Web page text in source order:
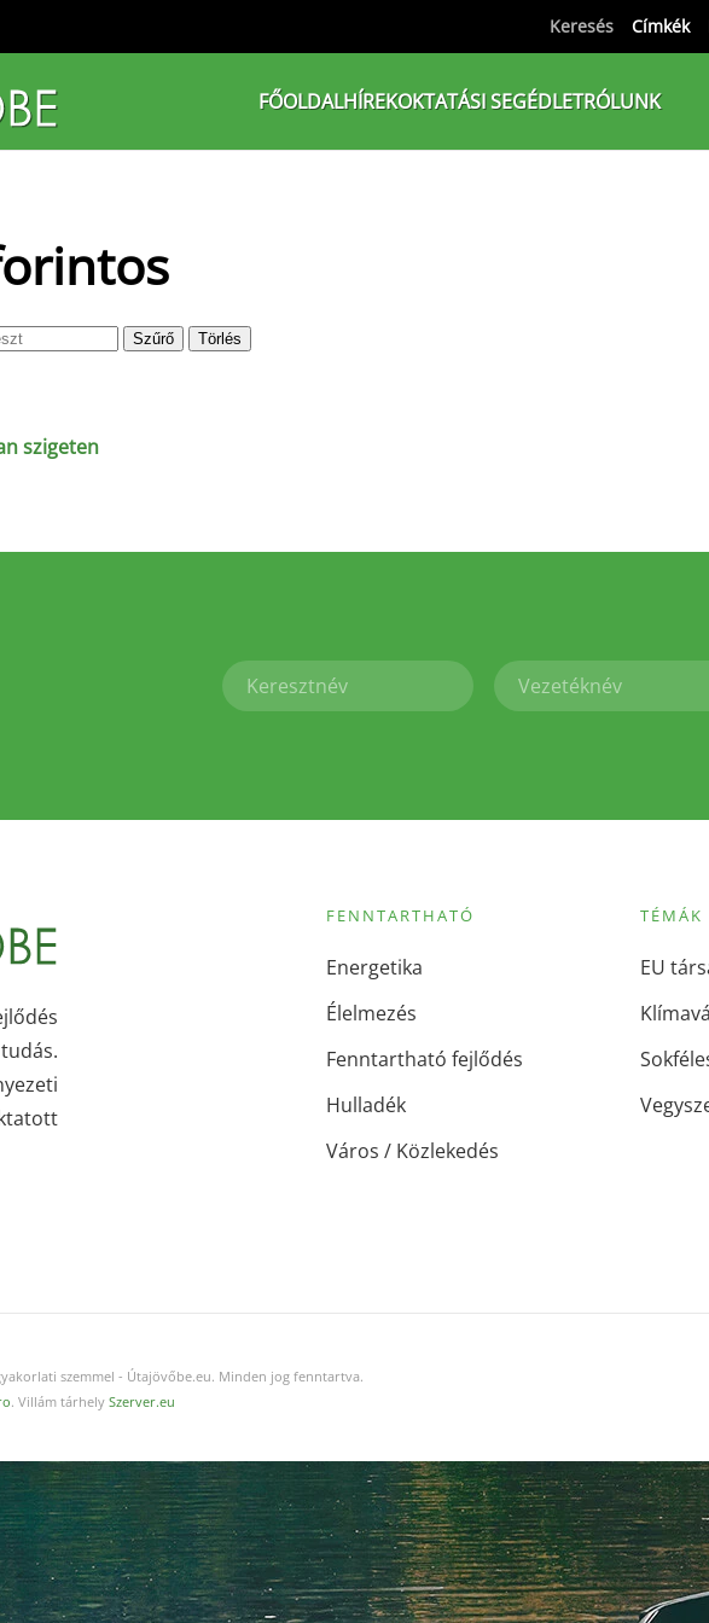
Keresés Címkék
FŐOLDALHÍREKOKTATÁSI SEGÉDLETRÓLUNK
Szűrő Törlés
szigeten
FENNTARTHATÓ
Energetika
Élelmezés
Fenntartható fejlődés
Hulladék
Város / Közlekedés
TÉMÁK
EU
szemmel - Útajövőbe.eu. Minden jog fenntartva.
. Villám tárhely Szerver.eu